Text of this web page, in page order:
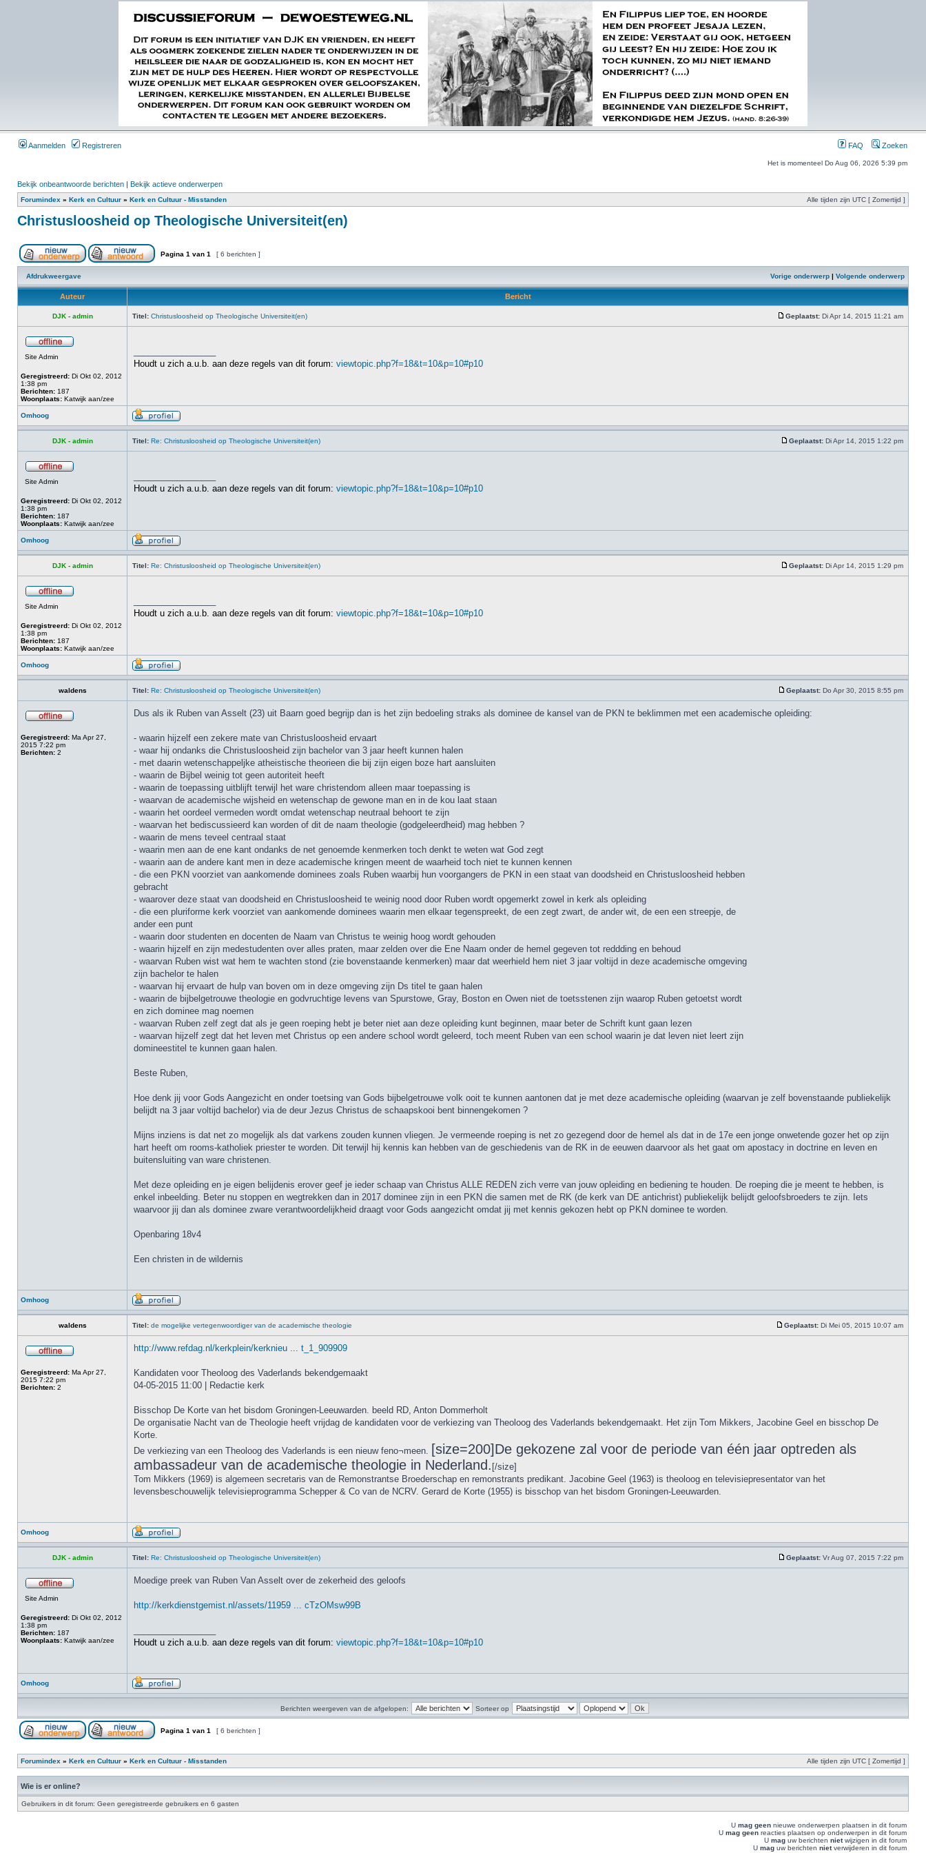
Aanmelden Registreren FAQ Zoeken
Het is momenteel Do Aug 06, 2026 5:39 pm
Bekijk onbeantwoorde berichten | Bekijk actieve onderwerpen
Forumindex » Kerk en Cultuur » Kerk en Cultuur - Misstanden Alle tijden zijn UTC [ Zomertijd ]
Christusloosheid op Theologische Universiteit(en)
Pagina 1 van 1 [ 6 berichten ]
Afdrukweergave Vorige onderwerp | Volgende onderwerp
Auteur Bericht
DJK - admin Titel: Christusloosheid op Theologische Universiteit(en) Geplaatst: Di Apr 14, 2015 11:21 am
Site Admin
Geregistreerd: Di Okt 02, 2012
1:38 pm
Berichten: 187
Woonplaats: Katwijk aan/zee
Houdt u zich a.u.b. aan deze regels van dit forum: viewtopic.php?f=18&t=10&p=10#p10
Omhoog
DJK - admin Titel: Re: Christusloosheid op Theologische Universiteit(en) Geplaatst: Di Apr 14, 2015 1:22 pm
Site Admin
Geregistreerd: Di Okt 02, 2012
1:38 pm
Berichten: 187
Woonplaats: Katwijk aan/zee
Houdt u zich a.u.b. aan deze regels van dit forum: viewtopic.php?f=18&t=10&p=10#p10
Omhoog
DJK - admin Titel: Re: Christusloosheid op Theologische Universiteit(en) Geplaatst: Di Apr 14, 2015 1:29 pm
Site Admin
Geregistreerd: Di Okt 02, 2012
1:38 pm
Berichten: 187
Woonplaats: Katwijk aan/zee
Houdt u zich a.u.b. aan deze regels van dit forum: viewtopic.php?f=18&t=10&p=10#p10
Omhoog
waldens Titel: Re: Christusloosheid op Theologische Universiteit(en) Geplaatst: Do Apr 30, 2015 8:55 pm
Geregistreerd: Ma Apr 27,
2015 7:22 pm
Berichten: 2
Dus als ik Ruben van Asselt (23) uit Baarn goed begrijp dan is het zijn bedoeling straks als dominee de kansel van de PKN te beklimmen met een academische opleiding:
- waarin hijzelf een zekere mate van Christusloosheid ervaart
- waar hij ondanks die Christusloosheid zijn bachelor van 3 jaar heeft kunnen halen
- met daarin wetenschappeljke atheistische theorieen die bij zijn eigen boze hart aansluiten
- waarin de Bijbel weinig tot geen autoriteit heeft
- waarin de toepassing uitblijft terwijl het ware christendom alleen maar toepassing is
- waarvan de academische wijsheid en wetenschap de gewone man en in de kou laat staan
- waarin het oordeel vermeden wordt omdat wetenschap neutraal behoort te zijn
- waarvan het bediscussieerd kan worden of dit de naam theologie (godgeleerdheid) mag hebben ?
- waarin de mens teveel centraal staat
- waarin men aan de ene kant ondanks de net genoemde kenmerken toch denkt te weten wat God zegt
- waarin aan de andere kant men in deze academische kringen meent de waarheid toch niet te kunnen kennen
- die een PKN voorziet van aankomende dominees zoals Ruben waarbij hun voorgangers de PKN in een staat van doodsheid en Christusloosheid hebben
gebracht
- waarover deze staat van doodsheid en Christusloosheid te weinig nood door Ruben wordt opgemerkt zowel in kerk als opleiding
- die een pluriforme kerk voorziet van aankomende dominees waarin men elkaar tegenspreekt, de een zegt zwart, de ander wit, de een een streepje, de
ander een punt
- waarin door studenten en docenten de Naam van Christus te weinig hoog wordt gehouden
- waarin hijzelf en zijn medestudenten over alles praten, maar zelden over die Ene Naam onder de hemel gegeven tot reddding en behoud
- waarvan Ruben wist wat hem te wachten stond (zie bovenstaande kenmerken) maar dat weerhield hem niet 3 jaar voltijd in deze academische omgeving
zijn bachelor te halen
- waarvan hij ervaart de hulp van boven om in deze omgeving zijn Ds titel te gaan halen
- waarin de bijbelgetrouwe theologie en godvruchtige levens van Spurstowe, Gray, Boston en Owen niet de toetsstenen zijn waarop Ruben getoetst wordt
en zich dominee mag noemen
- waarvan Ruben zelf zegt dat als je geen roeping hebt je beter niet aan deze opleiding kunt beginnen, maar beter de Schrift kunt gaan lezen
- waarvan hijzelf zegt dat het leven met Christus op een andere school wordt geleerd, toch meent Ruben van een school waarin je dat leven niet leert zijn
domineestitel te kunnen gaan halen.
Beste Ruben,
Hoe denk jij voor Gods Aangezicht en onder toetsing van Gods bijbelgetrouwe volk ooit te kunnen aantonen dat je met deze academische opleiding (waarvan je zelf bovenstaande publiekelijk
belijdt na 3 jaar voltijd bachelor) via de deur Jezus Christus de schaapskooi bent binnengekomen ?
Mijns inziens is dat net zo mogelijk als dat varkens zouden kunnen vliegen. Je vermeende roeping is net zo gezegend door de hemel als dat in de 17e een jonge onwetende gozer het op zijn
hart heeft om rooms-katholiek priester te worden. Dit terwijl hij kennis kan hebben van de geschiedenis van de RK in de eeuwen daarvoor als het gaat om apostacy in doctrine en leven en
buitensluiting van ware christenen.
Met deze opleiding en je eigen belijdenis erover geef je ieder schaap van Christus ALLE REDEN zich verre van jouw opleiding en bediening te houden. De roeping die je meent te hebben, is
enkel inbeelding. Beter nu stoppen en wegtrekken dan in 2017 dominee zijn in een PKN die samen met de RK (de kerk van DE antichrist) publiekelijk belijdt geloofsbroeders te zijn. Iets
waarvoor jij dan als dominee zware verantwoordelijkheid draagt voor Gods aangezicht omdat jij met kennis gekozen hebt op PKN dominee te worden.
Openbaring 18v4
Een christen in de wildernis
Omhoog
waldens Titel: de mogelijke vertegenwoordiger van de academische theologie Geplaatst: Di Mei 05, 2015 10:07 am
Geregistreerd: Ma Apr 27,
2015 7:22 pm
Berichten: 2
http://www.refdag.nl/kerkplein/kerknieu ... t_1_909909
Kandidaten voor Theoloog des Vaderlands bekendgemaakt
04-05-2015 11:00 | Redactie kerk
Bisschop De Korte van het bisdom Groningen-Leeuwarden. beeld RD, Anton Dommerholt
De organisatie Nacht van de Theologie heeft vrijdag de kandidaten voor de verkiezing van Theoloog des Vaderlands bekendgemaakt. Het zijn Tom Mikkers, Jacobine Geel en bisschop De
Korte.
De verkiezing van een Theoloog des Vaderlands is een nieuw feno¬meen. [size=200]De gekozene zal voor de periode van één jaar optreden als
ambassadeur van de academische theologie in Nederland. [/size]
Tom Mikkers (1969) is algemeen secretaris van de Remonstrantse Broederschap en remonstrants predikant. Jacobine Geel (1963) is theoloog en televisiepresentator van het
levensbeschouwelijk televisieprogramma Schepper & Co van de NCRV. Gerard de Korte (1955) is bisschop van het bisdom Groningen-Leeuwarden.
Omhoog
DJK - admin Titel: Re: Christusloosheid op Theologische Universiteit(en) Geplaatst: Vr Aug 07, 2015 7:22 pm
Site Admin
Geregistreerd: Di Okt 02, 2012
1:38 pm
Berichten: 187
Woonplaats: Katwijk aan/zee
Moedige preek van Ruben Van Asselt over de zekerheid des geloofs
http://kerkdienstgemist.nl/assets/11959 ... cTzOMsw99B
Houdt u zich a.u.b. aan deze regels van dit forum: viewtopic.php?f=18&t=10&p=10#p10
Omhoog
Berichten weergeven van de afgelopen: Sorteer op
Pagina 1 van 1 [ 6 berichten ]
Forumindex » Kerk en Cultuur » Kerk en Cultuur - Misstanden Alle tijden zijn UTC [ Zomertijd ]
Wie is er online?
Gebruikers in dit forum: Geen geregistreerde gebruikers en 6 gasten
U mag geen nieuwe onderwerpen plaatsen in dit forum
U mag geen reacties plaatsen op onderwerpen in dit forum
U mag uw berichten nietwijzigen in dit forum
U mag uw berichten nietverwijderen in dit forum